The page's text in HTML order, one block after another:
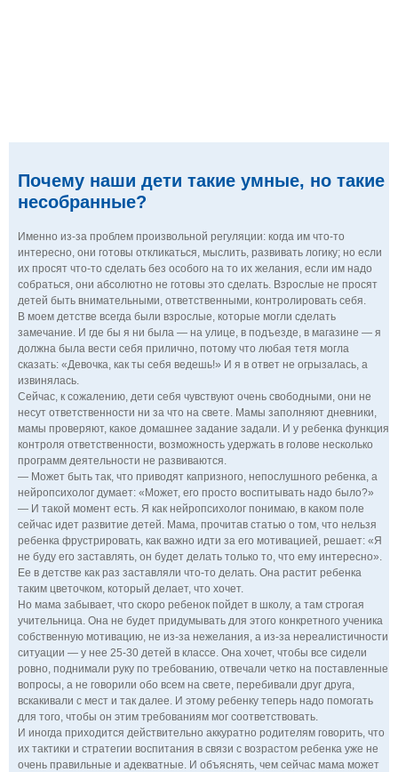
Почему наши дети такие умные, но такие
несобранные?
Именно из-за проблем произвольной регуляции: когда им что-то
интересно, они готовы откликаться, мыслить, развивать логику; но если
их просят что-то сделать без особого на то их желания, если им надо
собраться, они абсолютно не готовы это сделать. Взрослые не просят
детей быть внимательными, ответственными, контролировать себя.
В моем детстве всегда были взрослые, которые могли сделать
замечание. И где бы я ни была — на улице, в подъезде, в магазине — я
должна была вести себя прилично, потому что любая тетя могла
сказать: «Девочка, как ты себя ведешь!» И я в ответ не огрызалась, а
извинялась.
Сейчас, к сожалению, дети себя чувствуют очень свободными, они не
несут ответственности ни за что на свете. Мамы заполняют дневники,
мамы проверяют, какое домашнее задание задали. И у ребенка функция
контроля ответственности, возможность удержать в голове несколько
программ деятельности не развиваются.
— Может быть так, что приводят капризного, непослушного ребенка, а
нейропсихолог думает: «Может, его просто воспитывать надо было?»
— И такой момент есть. Я как нейропсихолог понимаю, в каком поле
сейчас идет развитие детей. Мама, прочитав статью о том, что нельзя
ребенка фрустрировать, как важно идти за его мотивацией, решает: «Я
не буду его заставлять, он будет делать только то, что ему интересно».
Ее в детстве как раз заставляли что-то делать. Она растит ребенка
таким цветочком, который делает, что хочет.
Но мама забывает, что скоро ребенок пойдет в школу, а там строгая
учительница. Она не будет придумывать для этого конкретного ученика
собственную мотивацию, не из-за нежелания, а из-за нереалистичности
ситуации — у нее 25-30 детей в классе. Она хочет, чтобы все сидели
ровно, поднимали руку по требованию, отвечали четко на поставленные
вопросы, а не говорили обо всем на свете, перебивали друг друга,
вскакивали с мест и так далее. И этому ребенку теперь надо помогать
для того, чтобы он этим требованиям мог соответствовать.
И иногда приходится действительно аккуратно родителям говорить, что
их тактики и стратегии воспитания в связи с возрастом ребенка уже не
очень правильные и адекватные. И объяснять, чем сейчас мама может